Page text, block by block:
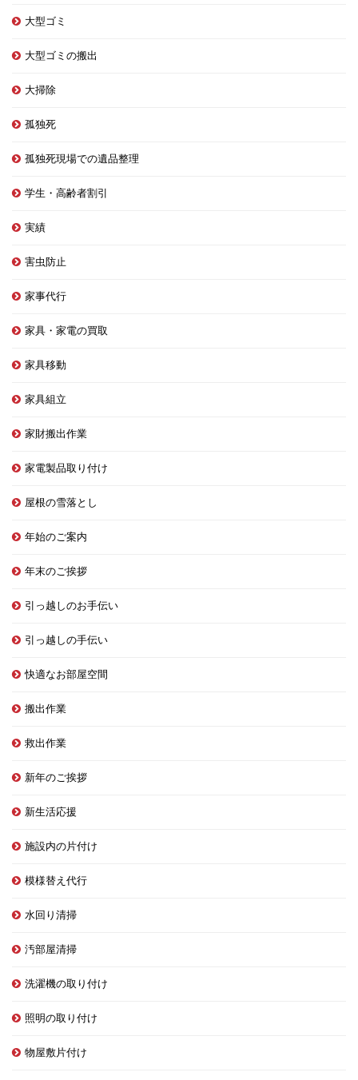
大型ゴミ
大型ゴミの搬出
大掃除
孤独死
孤独死現場での遺品整理
学生・高齢者割引
実績
害虫防止
家事代行
家具・家電の買取
家具移動
家具組立
家財搬出作業
家電製品取り付け
屋根の雪落とし
年始のご案内
年末のご挨拶
引っ越しのお手伝い
引っ越しの手伝い
快適なお部屋空間
搬出作業
救出作業
新年のご挨拶
新生活応援
施設内の片付け
模様替え代行
水回り清掃
汚部屋清掃
洗濯機の取り付け
照明の取り付け
物屋敷片付け